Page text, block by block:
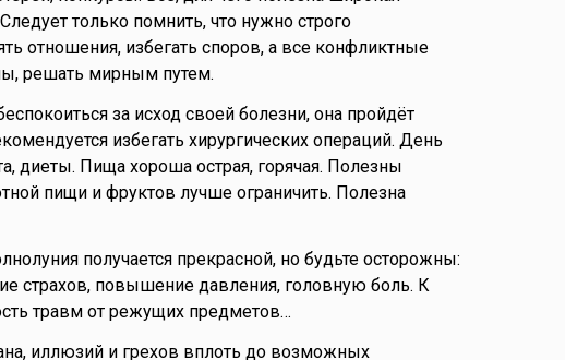
только помнить, что нужно строго
отношения, избегать споров, а все конфликтные
решать мирным путем.
за исход своей болезни, она пройдёт
избегать хирургических операций. День
диеты. Пища хороша острая, горячая. Полезны
пищи и фруктов лучше ограничить. Полезна
получается прекрасной, но будьте осторожны:
страхов, повышение давления, головную боль. К
травм от режущих предметов…
иллюзий и грехов вплоть до возможных